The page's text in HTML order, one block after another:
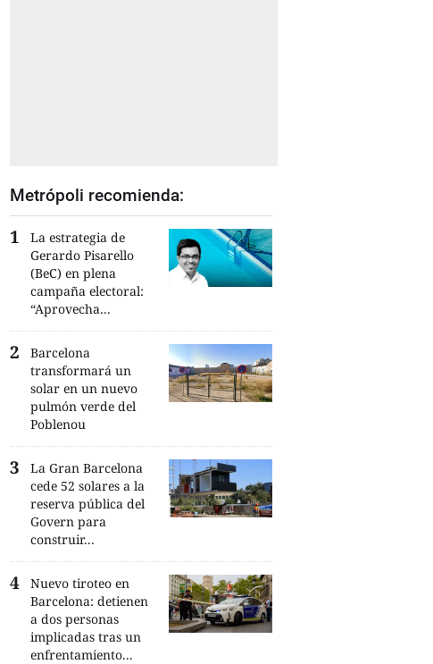
Metrópoli recomienda:
La estrategia de
Gerardo Pisarello
(BeC) en plena
campaña electoral:
“Aprovecha...
Barcelona
transformará un
solar en un nuevo
pulmón verde del
Poblenou
La Gran Barcelona
cede 52 solares a la
reserva pública del
Govern para
construir...
Nuevo tiroteo en
Barcelona: detienen
a dos personas
implicadas tras un
enfrentamiento...